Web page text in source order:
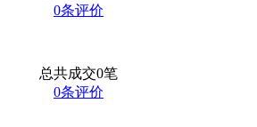
0条评价
总共成交0笔
0条评价